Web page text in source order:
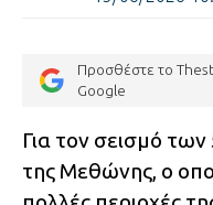
Προσθέστε το
Google
Για τον σεισμό
της Μεθώνης, ο